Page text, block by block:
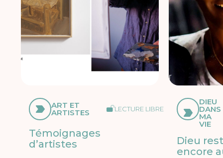
ART ET
ARTISTES LECTURE LIBRE
Témoignages
d’artistes
DIEU
DANS
MA
VIE
Dieu
encore